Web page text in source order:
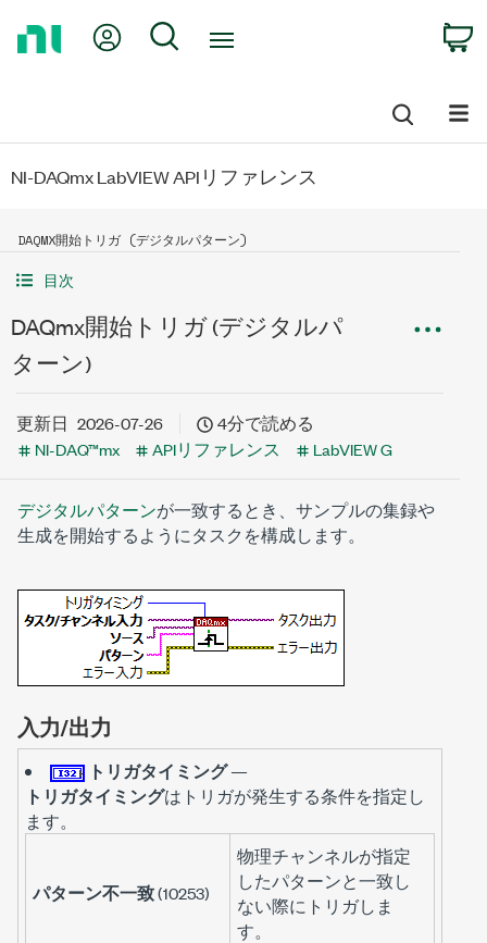
My Account
Search
NI-DAQmx LabVIEW APIリファレンス
DAQMX開始トリガ (デジタルパターン)
目次
DAQmx開始トリガ (デジタルパ
ターン)
更新日 2026-07-26
4分で読める
NI-DAQ™mx
APIリファレンス LabVIEW G
デジタルパターンが一致するとき、サンプルの集録や
生成を開始するようにタスクを構成します。
入力/出力
トリガタイミング—
トリガタイミングはトリガが発生する条件を指定し
ます。
パターン不一致(10253)
物理チャンネルが指定
したパターンと一致し
ない際にトリガしま
す。